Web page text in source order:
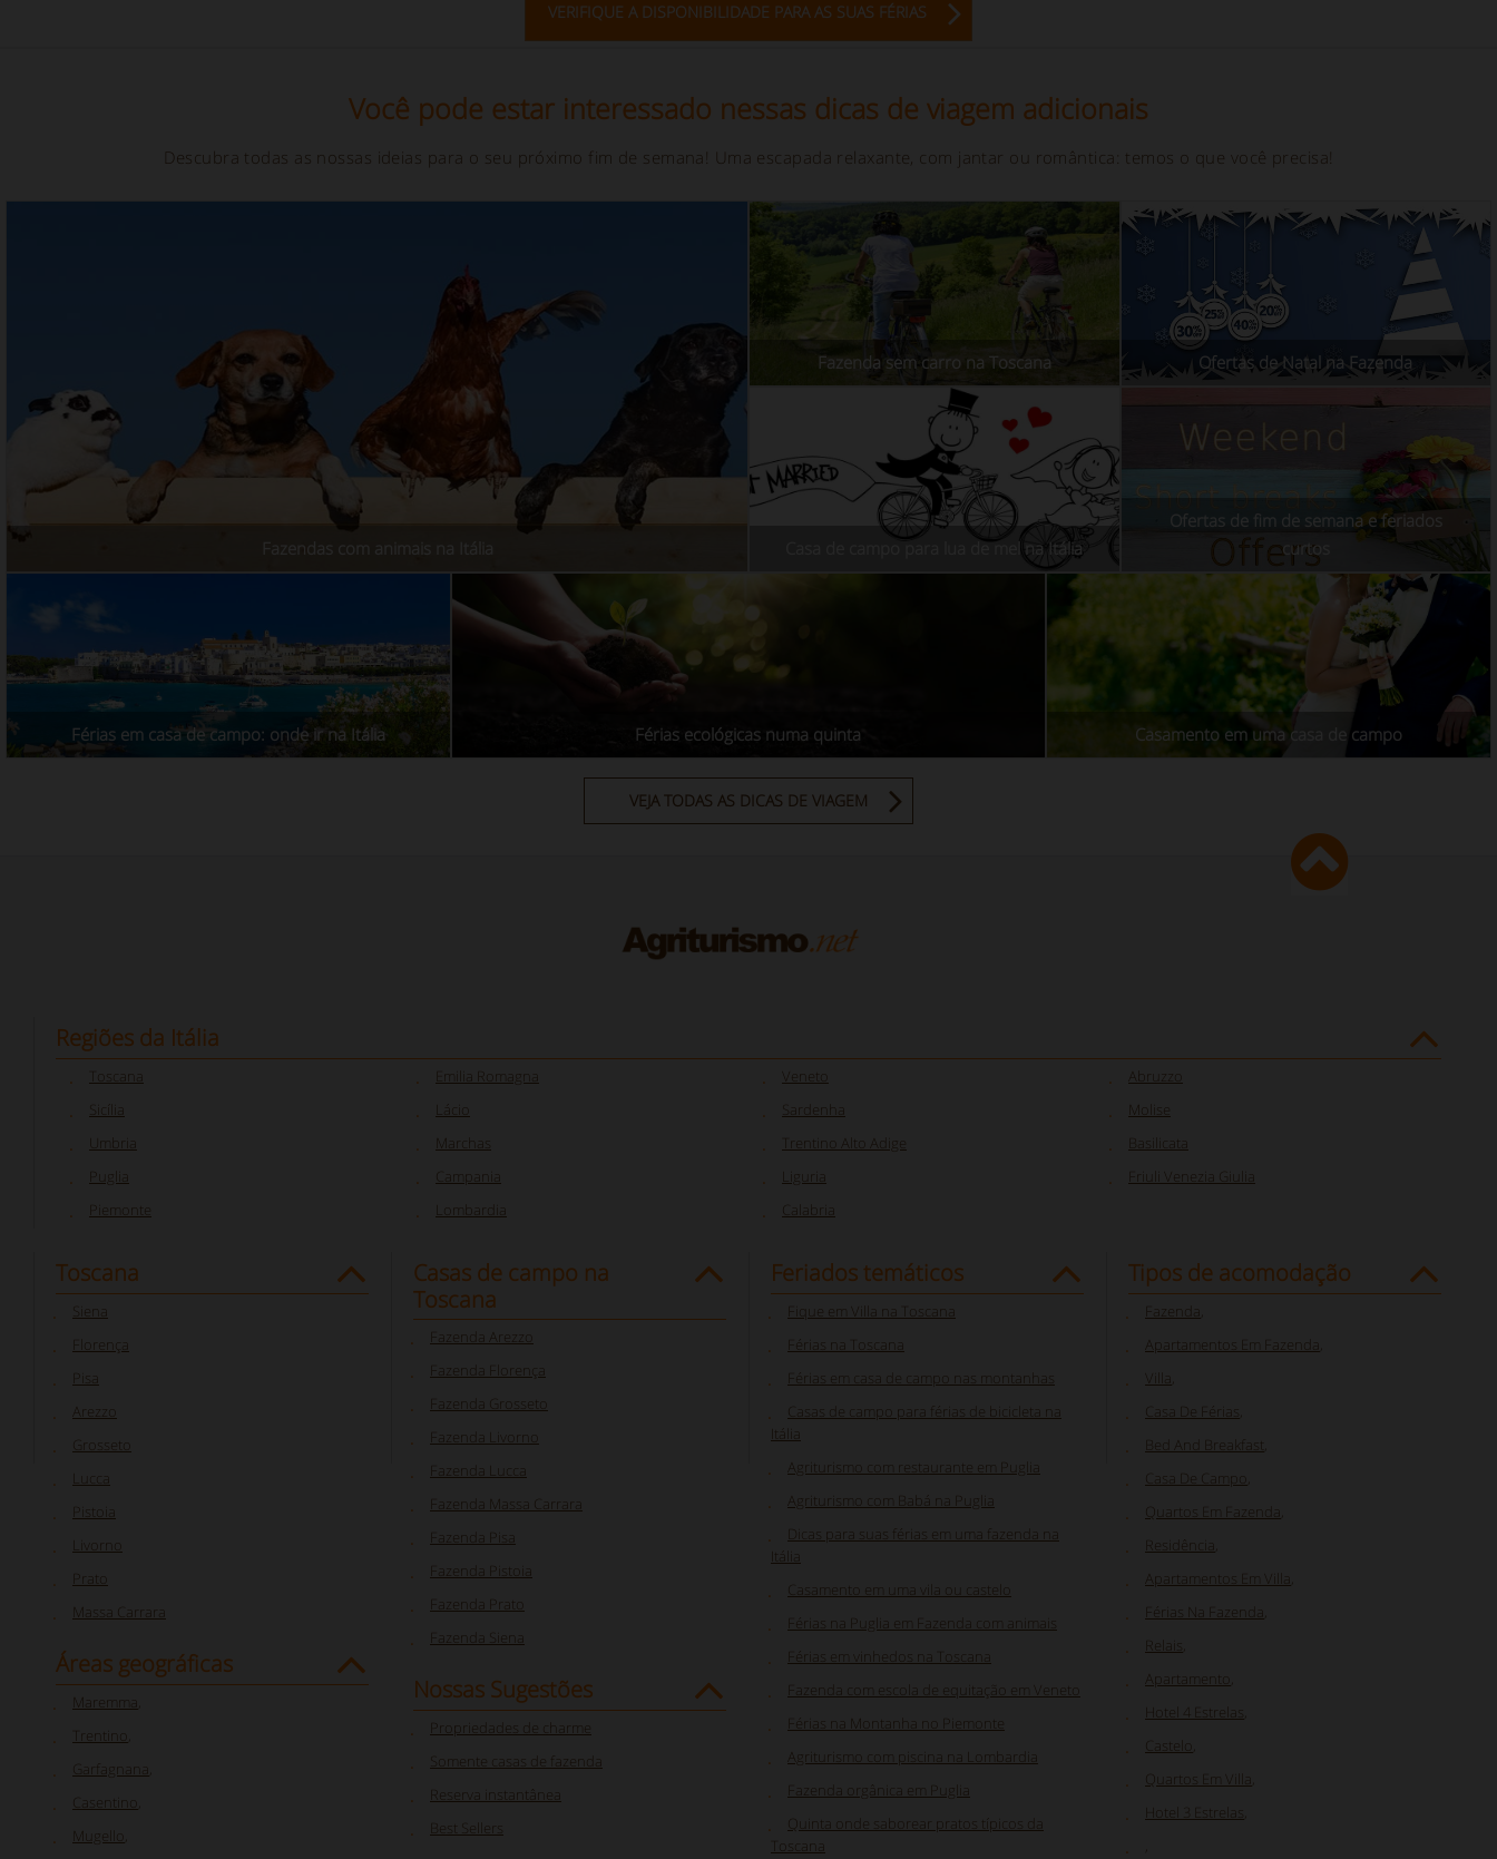
VERIFIQUE A DISPONIBILIDADE PARA AS SUAS FÉRIAS
Você pode estar interessado nessas dicas de viagem adicionais
Descubra todas as nossas ideias para o seu próximo fim de semana! Uma escapada relaxante, com jantar ou romântica: temos o que você precisa!
Fazendas com animais na Itália
Fazenda sem carro na Toscana Ofertas de Natal na Fazenda
Casa de campo para lua de mel na Itália
Ofertas de fim de semana e feriados
curtos
Férias em casa de campo: onde ir na Itália Férias ecológicas numa quinta Casamento em uma casa de campo
VEJA TODAS AS DICAS DE VIAGEM
Regiões da Itália
Toscana
Sicília
Umbria
Puglia
Piemonte
Emilia Romagna
Lácio
Marchas
Campania
Lombardia
Veneto
Sardenha
Trentino Alto Adige
Liguria
Calabria
Abruzzo
Molise
Basilicata
Friuli Venezia Giulia
Toscana
Siena
Florença
Pisa
Arezzo
Grosseto
Lucca
Pistoia
Livorno
Prato
Massa Carrara
Áreas geográficas
Maremma
Trentino
Garfagnana
Casentino
Mugello
Casas de campo na
Toscana
Fazenda Arezzo
Fazenda Florença
Fazenda Grosseto
Fazenda Livorno
Fazenda Lucca
Fazenda Massa Carrara
Fazenda Pisa
Fazenda Pistoia
Fazenda Prato
Fazenda Siena
Nossas Sugestões
Propriedades de charme
Somente casas de fazenda
Reserva instantânea
Best Sellers
Feriados temáticos
Fique em Villa na Toscana
Férias na Toscana
Férias em casa de campo nas montanhas
Casas de campo para férias de bicicleta na
Itália
Agriturismo com restaurante em Puglia
Agriturismo com Babá na Puglia
Dicas para suas férias em uma fazenda na
Itália
Casamento em uma vila ou castelo
Férias na Puglia em Fazenda com animais
Férias em vinhedos na Toscana
Fazenda com escola de equitação em Veneto
Férias na Montanha no Piemonte
Agriturismo com piscina na Lombardia
Fazenda orgânica em Puglia
Quinta onde saborear pratos típicos da
Toscana
Tipos de acomodação
Fazenda
Apartamentos Em Fazenda
Villa
Casa De Férias
Bed And Breakfast
Casa De Campo
Quartos Em Fazenda
Residência
Apartamentos Em Villa
Férias Na Fazenda
Relais
Apartamento
Hotel 4 Estrelas
Castelo
Quartos Em Villa
Hotel 3 Estrelas